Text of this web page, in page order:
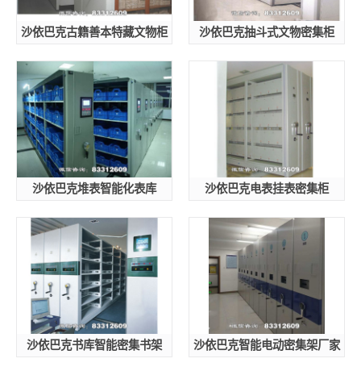
沙依巴克古籍善本特藏文物柜 沙依巴克抽斗式文物密集柜
沙依巴克堆表智能化表库 沙依巴克电表挂表密集柜
沙依巴克书库智能密集书架 沙依巴克智能电动密集架厂家